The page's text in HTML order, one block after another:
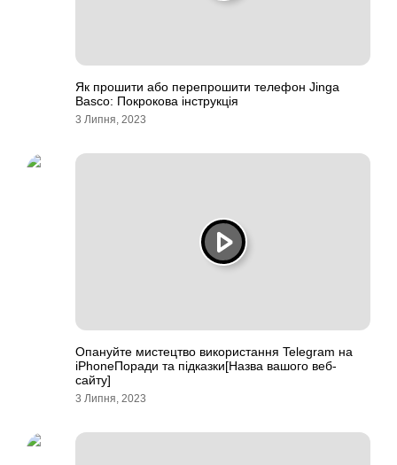
Як прошити або перепрошити телефон Jinga
Basco: Покрокова інструкція
3 Липня, 2023
Опануйте мистецтво використання Telegram на
iPhoneПоради та підказки[Назва вашого веб-
сайту]
3 Липня, 2023